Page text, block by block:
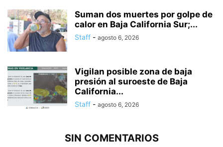
Suman dos muertes por golpe de
calor en Baja California Sur;...
Staff - agosto 6, 2026
Vigilan posible zona de baja
presión al suroeste de Baja
California...
Staff - agosto 6, 2026
SIN COMENTARIOS